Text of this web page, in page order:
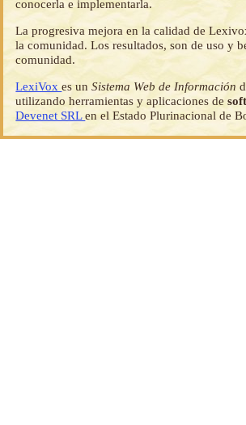
conocerla e implementarla.
La progresiva mejora en la calidad de
la comunidad. Los resultados, son de uso y
comunidad.
LexiVoxes unSistema Web de Información
utilizando herramientas y aplicaciones de
Devenet SRLen el Estado Plurinacional de